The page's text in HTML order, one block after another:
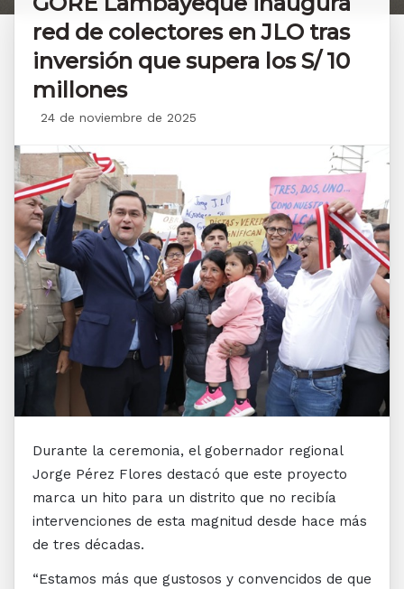
red de colectores en JLO tras
inversión que supera los S/ 10
millones
24 de noviembre de 2025
Durante la ceremonia, el gobernador regional
Jorge Pérez Flores destacó que este proyecto
marca un hito para un distrito que no recibía
intervenciones de esta magnitud desde hace más
de tres décadas.
“Estamos más que gustosos y convencidos de que